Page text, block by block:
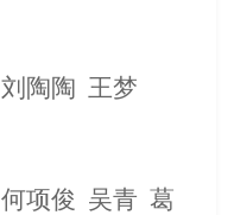
刘陶陶 王梦
何项俊 吴青 葛